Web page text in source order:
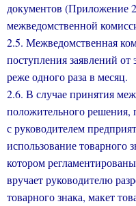
документов (Приложение
межведомственной
2.5. Межведомственная
поступления заявлений
реже одного раза в месяц.
2.6. В случае принятия
положительного решения,
с руководителем
использование
котором
вручает руководителю
товарного знака, макет